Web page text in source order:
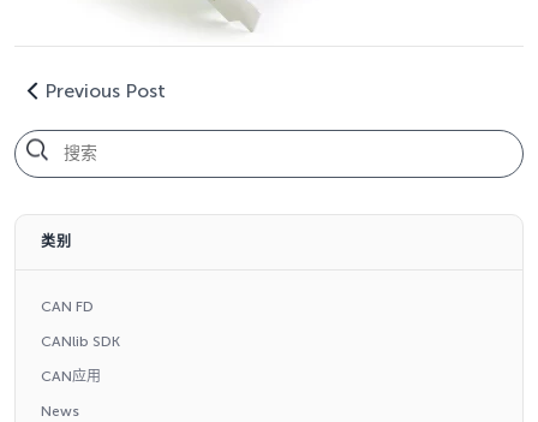
Previous Post
类别
CAN FD
CANlib SDK
CAN应用
News